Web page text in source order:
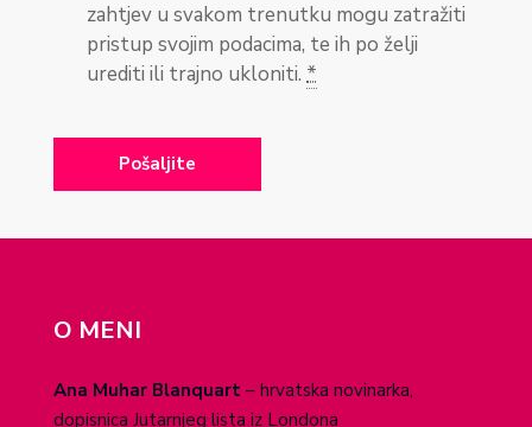
zahtjev u svakom trenutku mogu zatražiti
pristup svojim podacima, te ih po želji
urediti ili trajno ukloniti. *
O MENI
Ana Muhar Blanquart – hrvatska novinarka,
dopisnica Jutarnjeg lista iz Londona